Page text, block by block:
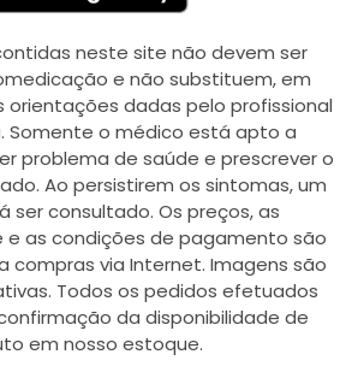
neste site não devem ser
e não substituem, em
orientações dadas pelo profissional
Somente o médico está apto a
problema de saúde e prescrever o
Ao persistirem os sintomas, um
ser consultado. Os preços, as
as condições de pagamento são
compras via Internet. Imagens são
Todos os pedidos efetuados
da disponibilidade de
em nosso estoque.